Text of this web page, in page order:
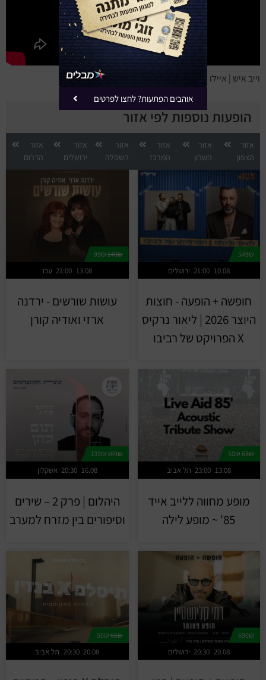
וייב איש | איילו – שישה
הופעות נוספות לפי אזור
אזור
הצפון
אזור
השרון
אזור
המרכז
אזור
השפלה
אזור
ירושלים
אזור
הדרום
549₪
ירושלים 21:00 10.08
חופשה + הופעה - חוצות
היוצר 2026 | ליאור נרקיס
X הפרויקט של רביבו
140₪
99₪
עכו 21:00 13.08
עושות שורשים - ירדנה
ארזי ואודיה קורן
65₪
תל אביב 23:00 13.08
מופע מחווה ללייב אייד
85' ~ מופע לילה
169₪
139₪
אשקלון 20:30 16.08
היהלום | פרק 2 – שירים
וסיפורים בין מזרח למערב
690₪
ירושלים 20:30 20.08
65₪
50₪
תל אביב 20:30 20.08
אוהבים הפתעות? לחצו לפרטים